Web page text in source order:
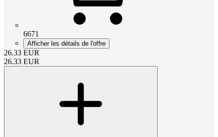
6671
Afficher les détails de l'offre
26.33 EUR
26.33 EUR